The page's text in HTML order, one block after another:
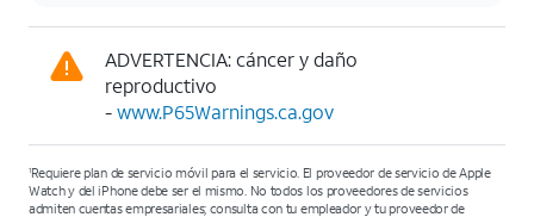
ADVERTENCIA: cáncer y daño
reproductivo
-www.P65Warnings.ca.gov
1Requiere plan de servicio móvil para el servicio. El proveedor de servicio de Apple
Watch y del iPhone debe ser el mismo. No todos los proveedores de servicios
admiten cuentas empresariales; consulta con tu empleador y tu proveedor de